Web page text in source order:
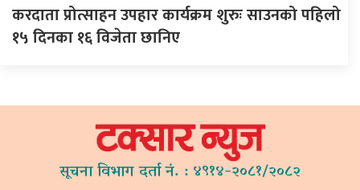
करदाता प्रोत्साहन उपहार कार्यक्रम शुरुः साउनको पहिलो
१५ दिनका १६ विजेता छानिए
सूचना विभाग दर्ता नं. : ४९१४-२०८१/२०८२